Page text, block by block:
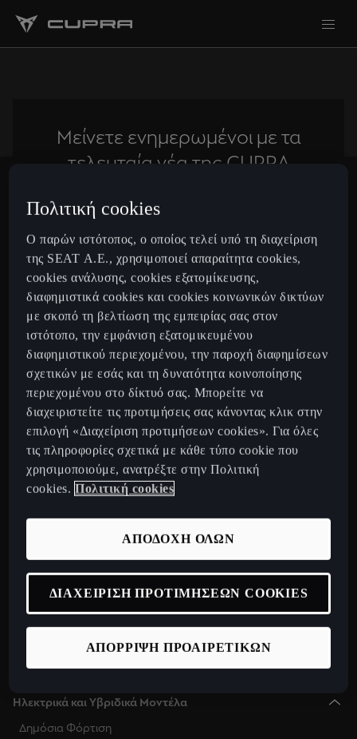
Μείνετε ενημερωμένοι με τα
τελευταία νέα της CUPRA
Subscribe
Ελληνικά
Μοντέλα
CUPRA Tavascan Fully Electric SUV Coupe
CUPRA Terramar 2025 Plug-In Hybrid SUV
CUPRA Formentor 2025 e-Hybrid
CUPRA Leon 2025 e-Hybrid
CUPRA Leon Sportstourer 2025 e-Hybrid
CUPRA Born Fully Electric Car
Νέο CUPRA Raval 2026
Ανακαλύψτε την CUPRA
Configurator
Δίκτυο
CUPRA Collection
Ηλεκτρικά και Υβριδικά Μοντέλα
Δημόσια Φόρτιση
Πολιτική cookies
Ο παρών ιστότοπος, ο οποίος τελεί υπό τη διαχείριση
της SEAT Α.Ε., χρησιμοποιεί απαραίτητα cookies,
cookies ανάλυσης, cookies εξατομίκευσης,
διαφημιστικά cookies και cookies κοινωνικών δικτύων
με σκοπό τη βελτίωση της εμπειρίας σας στον
ιστότοπο, την εμφάνιση εξατομικευμένου
διαφημιστικού περιεχομένου, την παροχή διαφημίσεων
σχετικών με εσάς και τη δυνατότητα κοινοποίησης
περιεχομένου στο δίκτυό σας. Μπορείτε να
διαχειριστείτε τις προτιμήσεις σας κάνοντας κλικ στην
επιλογή «Διαχείριση προτιμήσεων cookies». Για όλες
τις πληροφορίες σχετικά με κάθε τύπο cookie που
χρησιμοποιούμε, ανατρέξτε στην Πολιτική
cookies. Πολιτική cookies
ΑΠΟΡΡΙΨΗ ΠΡΟΑΙΡΕΤΙΚΩΝ
ΑΠΟΔΟΧΗ ΟΛΩΝ
ΔΙΑΧΕΙΡΙΣΗ ΠΡΟΤΙΜΗΣΕΩΝ COOKIES